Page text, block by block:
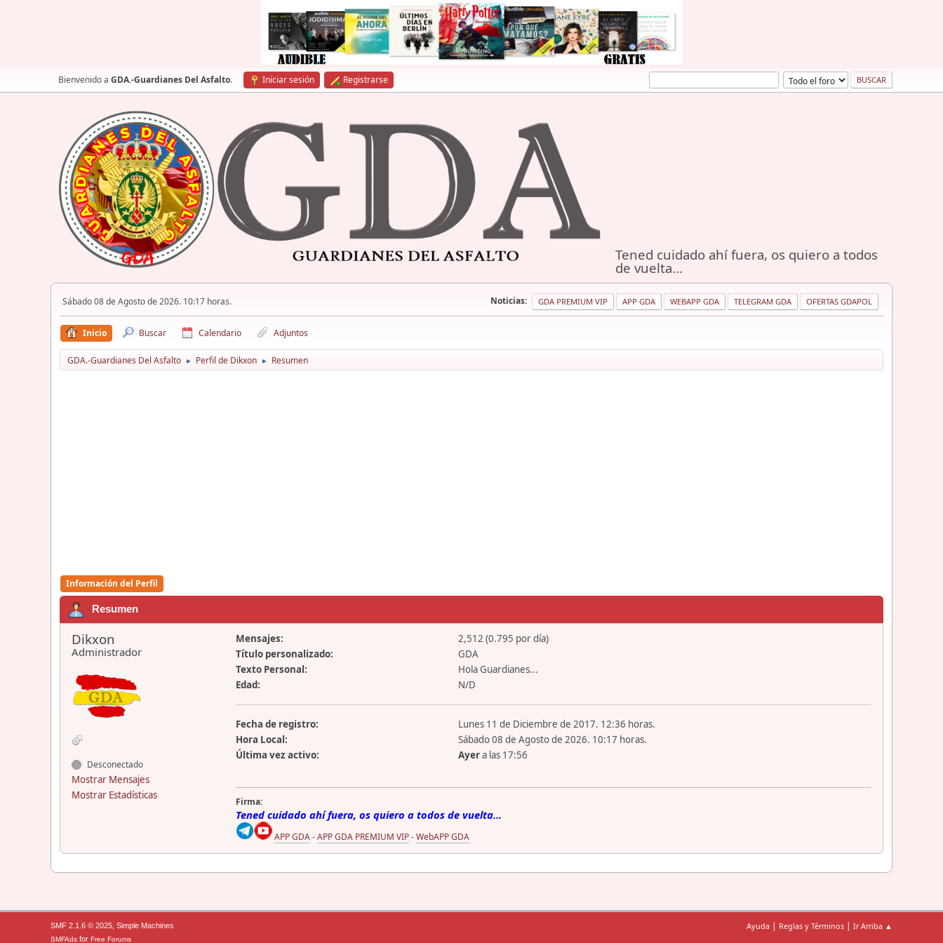
Bienvenido a GDA.-Guardianes Del Asfalto. Iniciar sesión Registrarse
Tened cuidado ahí fuera, os quiero a todos
de vuelta...
Sábado 08 de Agosto de 2026. 10:17 horas. Noticias: GDA PREMIUM VIP APP GDA WEBAPP GDA TELEGRAM GDA OFERTAS GDAPOL
Inicio Buscar Calendario Adjuntos
GDA.-Guardianes Del Asfalto ► Perfil de Dikxon ► Resumen
Información del Perfil
Resumen
Dikxon
Administrador
Desconectado
Mostrar Mensajes
Mostrar Estadísticas
Mensajes:
2,512 (0.795 por día)
Título personalizado:
GDA
Texto Personal:
Hola Guardianes...
Edad:
N/D
Fecha de registro:
Lunes 11 de Diciembre de 2017. 12:36 horas.
Hora Local:
Sábado 08 de Agosto de 2026. 10:17 horas.
Última vez activo:
Ayera las 17:56
Firma:
Tened cuidado ahí fuera, os quiero a todos de vuelta...
APP GDA-APP GDA PREMIUM VIP-WebAPP GDA
Ayuda | Reglas y Términos | Ir Arriba ▲
SMF 2.1.6 © 2025, Simple Machines
SMFAds for Free Forums